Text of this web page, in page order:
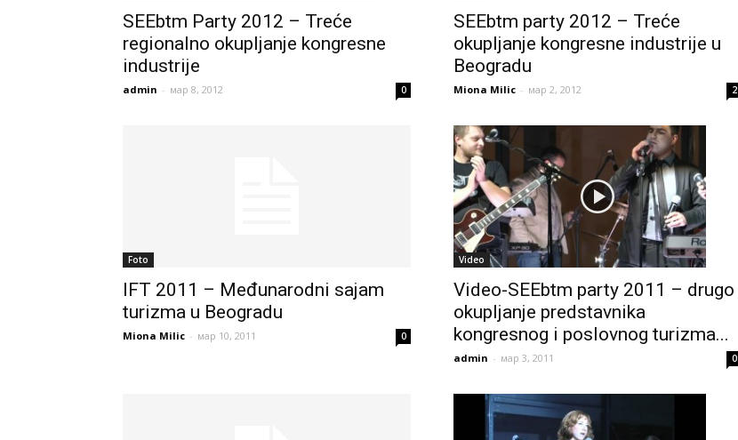
SEEbtm Party 2012 – Treće
regionalno okupljanje kongresne
industrije
admin - мар 8, 2012 0
SEEbtm party 2012 – Treće
okupljanje kongresne industrije u
Beogradu
Miona Milic - мар 2, 2012 2
Foto
IFT 2011 – Međunarodni sajam
turizma u Beogradu
Miona Milic - мар 10, 2011 0
Video
Video-SEEbtm party 2011 – drugo
okupljanje predstavnika
kongresnog i poslovnog turizma...
admin - мар 3, 2011 0